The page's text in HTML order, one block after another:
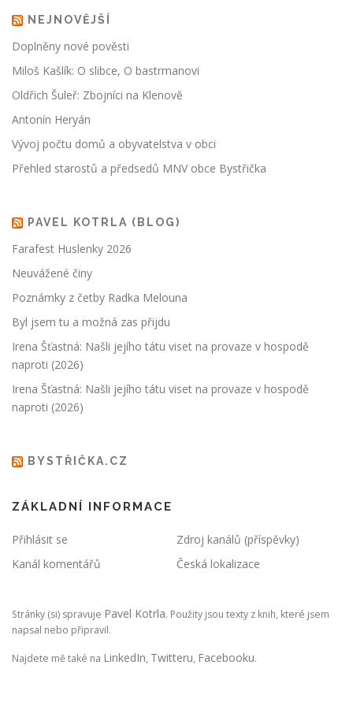
NEJNOVĚJŠÍ
Doplněny nové pověsti
Miloš Kašlík: O slibce, O bastrmanovi
Oldřich Šuleř: Zbojníci na Klenově
Antonín Heryán
Vývoj počtu domů a obyvatelstva v obci
Přehled starostů a předsedů MNV obce Bystřička
PAVEL KOTRLA (BLOG)
Farafest Huslenky 2026
Neuvážené činy
Poznámky z četby Radka Melouna
Byl jsem tu a možná zas přijdu
Irena Šťastná: Našli jejího tátu viset na provaze v hospodě
naproti (2026)
Irena Šťastná: Našli jejího tátu viset na provaze v hospodě
naproti (2026)
BYSTŘIČKA.CZ
ZÁKLADNÍ INFORMACE
Přihlásit se
Zdroj kanálů (příspěvky)
Kanál komentářů
Česká lokalizace
Stránky (si) spravuje Pavel Kotrla. Použity jsou texty z knih, které jsem
napsal nebo připravil.
Najdete mě také na LinkedIn, Twitteru, Facebooku.